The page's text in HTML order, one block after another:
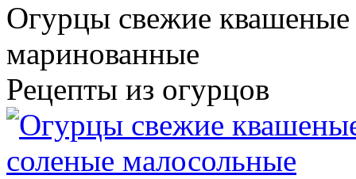
Огурцы свежие
маринованные
Рецепты из огурцов